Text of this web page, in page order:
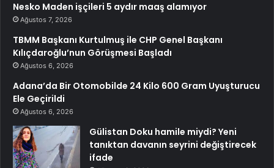
Nesko Maden işçileri 5 aydır maaş alamıyor
Ağustos 7, 2026
TBMM Başkanı Kurtulmuş ile CHP Genel Başkanı
Kılıçdaroğlu’nun Görüşmesi Başladı
Ağustos 6, 2026
Adana’da Bir Otomobilde 24 Kilo 600 Gram Uyuşturucu
Ele Geçirildi
Ağustos 6, 2026
Gülistan Doku hamile miydi? Yeni
tanıktan davanın seyrini değiştirecek
ifade